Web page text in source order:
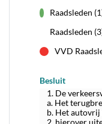
Raadsleden
Raadsleden
VVD
Besluit
1. De
a. Het
b. Het autovrij
2. hierover